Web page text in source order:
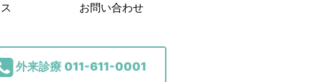
お問い合わせ
外来診療 011-611-0001